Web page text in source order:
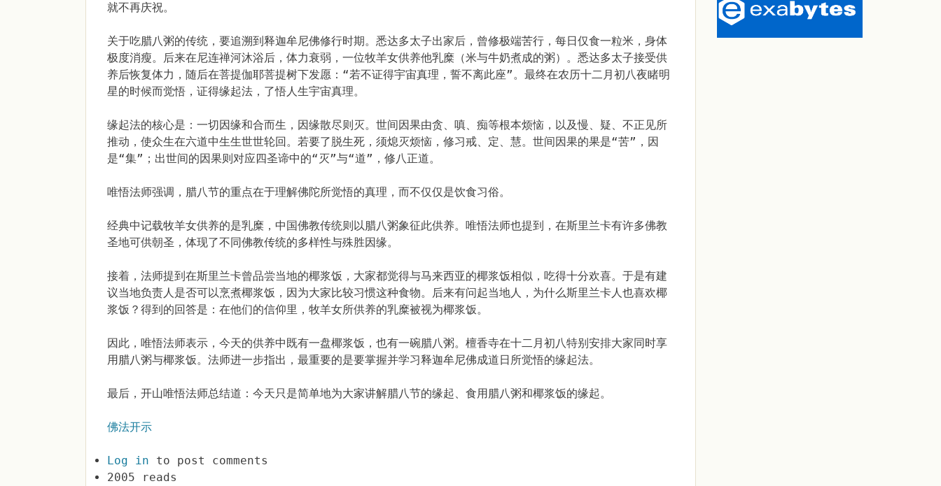
就不再庆祝。
关于吃腊八粥的传统，要追溯到释迦牟尼佛修行时期。悉达多太子出家后，曾修极端苦行，每日仅食一粒米，身体
极度消瘦。后来在尼连禅河沐浴后，体力衰弱，一位牧羊女供养他乳糜（米与牛奶煮成的粥）。悉达多太子接受供
养后恢复体力，随后在菩提伽耶菩提树下发愿：“若不证得宇宙真理，誓不离此座”。最终在农历十二月初八夜睹明
星的时候而觉悟，证得缘起法，了悟人生宇宙真理。
缘起法的核心是：一切因缘和合而生，因缘散尽则灭。世间因果由贪、嗔、痴等根本烦恼，以及慢、疑、不正见所
推动，使众生在六道中生生世世轮回。若要了脱生死，须熄灭烦恼，修习戒、定、慧。世间因果的果是“苦”，因
是“集”；出世间的因果则对应四圣谛中的“灭”与“道”，修八正道。
唯悟法师强调，腊八节的重点在于理解佛陀所觉悟的真理，而不仅仅是饮食习俗。
经典中记载牧羊女供养的是乳糜，中国佛教传统则以腊八粥象征此供养。唯悟法师也提到，在斯里兰卡有许多佛教
圣地可供朝圣，体现了不同佛教传统的多样性与殊胜因缘。
接着，法师提到在斯里兰卡曾品尝当地的椰浆饭，大家都觉得与马来西亚的椰浆饭相似，吃得十分欢喜。于是有建
议当地负责人是否可以烹煮椰浆饭，因为大家比较习惯这种食物。后来有问起当地人，为什么斯里兰卡人也喜欢椰
浆饭？得到的回答是：在他们的信仰里，牧羊女所供养的乳糜被视为椰浆饭。
因此，唯悟法师表示，今天的供养中既有一盘椰浆饭，也有一碗腊八粥。檀香寺在十二月初八特别安排大家同时享
用腊八粥与椰浆饭。法师进一步指出，最重要的是要掌握并学习释迦牟尼佛成道日所觉悟的缘起法。
最后，开山唯悟法师总结道：今天只是简单地为大家讲解腊八节的缘起、食用腊八粥和椰浆饭的缘起。
佛法开示
Log in to post comments
2005 reads